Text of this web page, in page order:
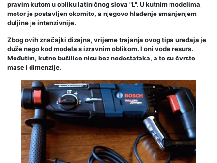
pravim kutom u obliku latiničnog slova "L". U kutnim modelima,
motor je postavljen okomito, a njegovo hlađenje smanjenjem
duljine je intenzivnije.
Zbog ovih značajki dizajna, vrijeme trajanja ovog tipa uređaja je
duže nego kod modela s izravnim oblikom. I oni vode resurs.
Međutim, kutne bušilice nisu bez nedostataka, a to su čvrste
mase i dimenzije.